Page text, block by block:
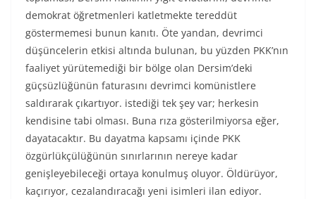
demokrat öğretmenleri katletmekte tereddüt
göstermemesi bunun kanıtı. Öte yandan, devrimci
düşüncelerin etkisi altında bulunan, bu yüzden PKK’nın
faaliyet yürütemediği bir bölge olan Dersim’deki
güçsüzlüğünün faturasını devrimci komünistlere
saldırarak çıkartıyor. istediği tek şey var; herkesin
kendisine tabi olması. Buna rıza gösterilmiyorsa eğer,
dayatacaktır. Bu dayatma kapsamı içinde PKK
özgürlükçülüğünün sınırlarının nereye kadar
genişleyebileceği ortaya konulmuş oluyor. Öldürüyor,
kaçırıyor, cezalandıracağı yeni isimleri ilan ediyor.